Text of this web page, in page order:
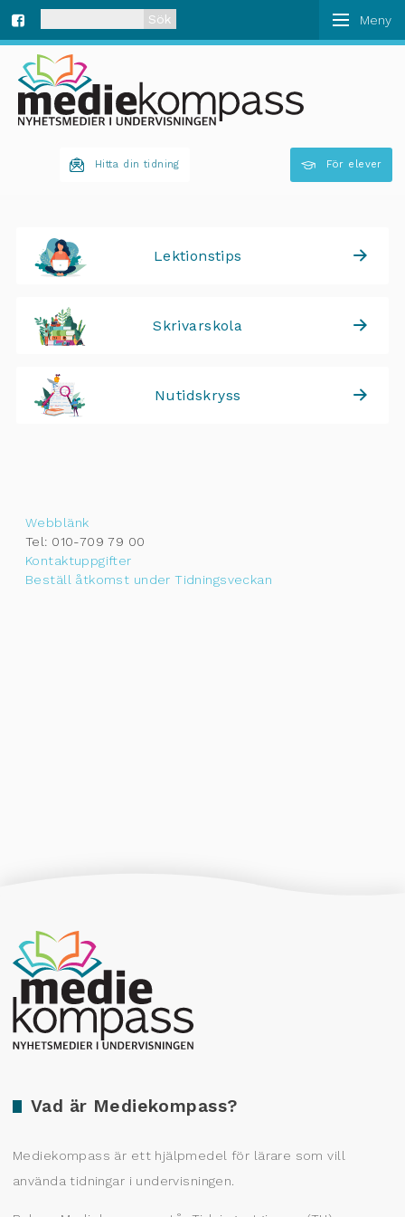
ce
När automatisk komplettering av resultat är
Hitta din tidning För elever
Lektionstips
Skrivarskola
Nutidskryss
Webblänk
Tel: 010-709 79 00
Kontaktuppgifter
Beställ åtkomst under Tidningsveckan
Vad är Mediekompass?
Mediekompass är ett hjälpmedel för lärare som vill
använda tidningar i undervisningen.
Producerad av Gota Media Brand Studio